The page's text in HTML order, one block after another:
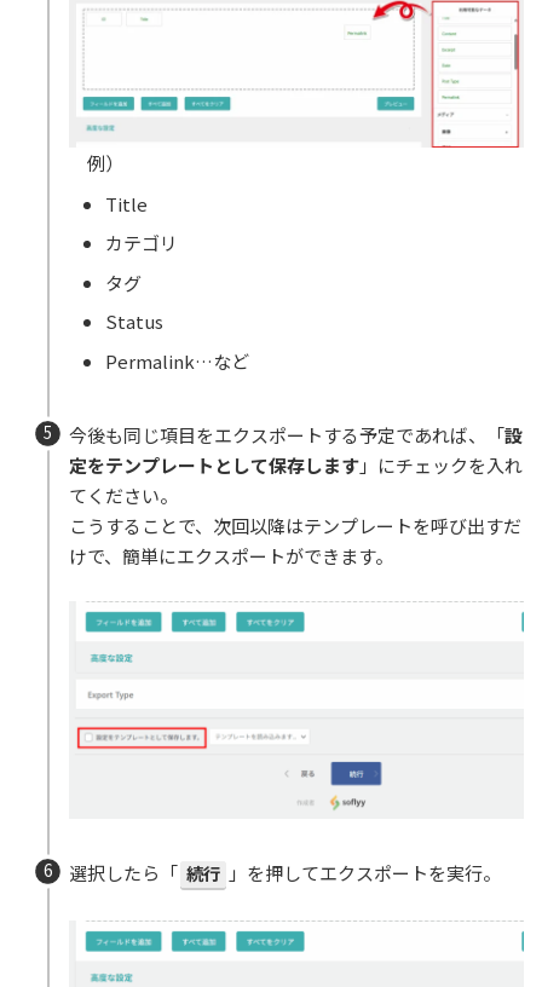
例）
Title
カテゴリ
タグ
Status
Permalink…など
今後も同じ項目をエクスポートする予定であれば、「設
定をテンプレートとして保存します」にチェックを入れ
てください。
こうすることで、次回以降はテンプレートを呼び出すだ
けで、簡単にエクスポートができます。
選択したら「 続行 」を押してエクスポートを実行。